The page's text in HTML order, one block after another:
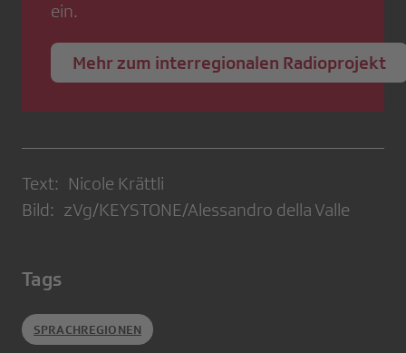
ein.
Mehr zum interregionalen Radioprojekt
Text: Nicole Krättli
Bild: zVg/KEYSTONE/Alessandro della Valle
Tags
SPRACHREGIONEN